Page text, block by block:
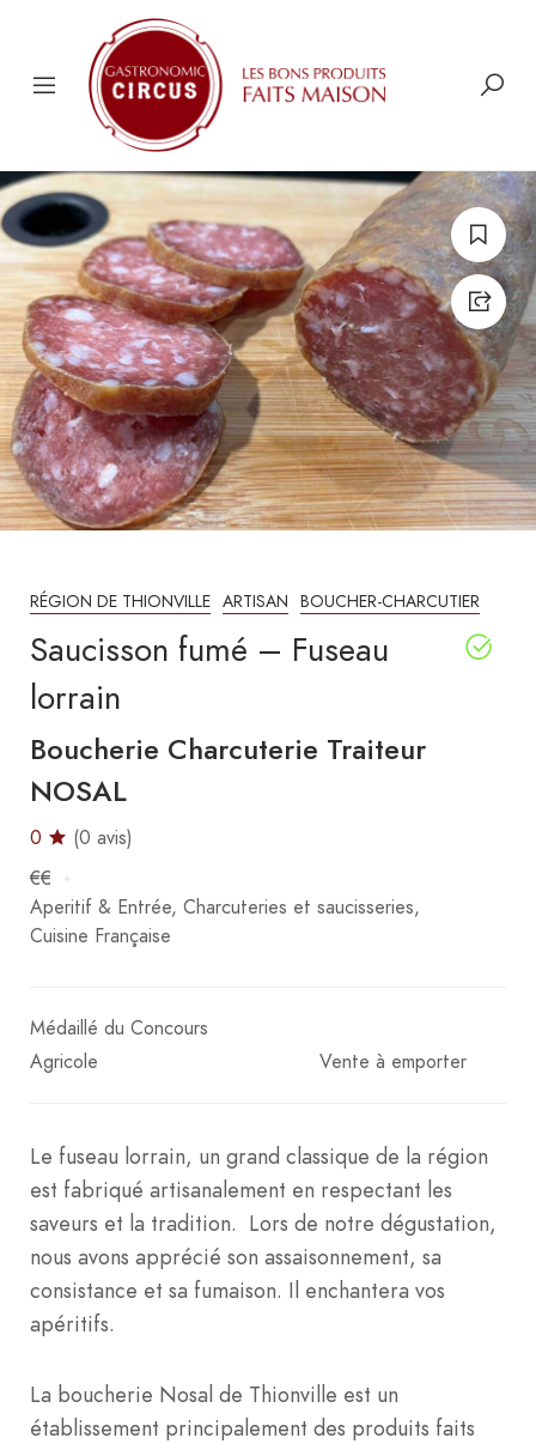
RÉGION DE THIONVILLE ARTISAN BOUCHER-CHARCUTIER
Saucisson fumé – Fuseau
lorrain
Boucherie Charcuterie Traiteur
NOSAL
0
(0 avis)
€€
Aperitif & Entrée Charcuteries et saucisseries
Cuisine Française
Médaillé du Concours
Agricole
Vente à emporter
Le fuseau lorrain, un grand classique de la région
est fabriqué artisanalement en respectant les
saveurs et la tradition. Lors de notre dégustation,
nous avons apprécié son assaisonnement, sa
consistance et sa fumaison. Il enchantera vos
apéritifs.
La boucherie Nosal de Thionville est un
établissement principalement des produits faits